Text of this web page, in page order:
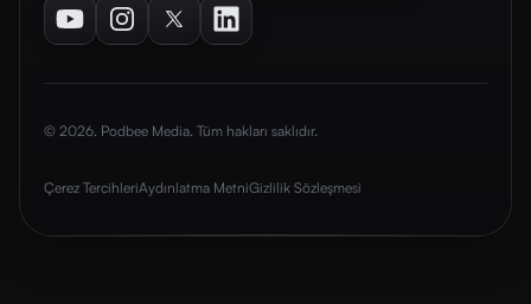
YoutubeInstagramTwitterLinkedIn
© 2026. Podbee Media. Tüm hakları saklıdır.
Çerez TercihleriAydınlatma MetniGizlilik Sözleşmesi